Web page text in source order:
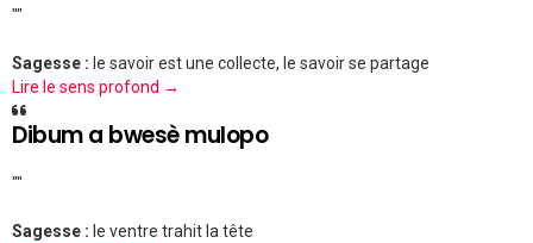
""
Sagesse : le savoir est une collecte, le savoir se partage
Lire le sens profond →
Dibum a bwesè mulopo
""
Sagesse : le ventre trahit la tête